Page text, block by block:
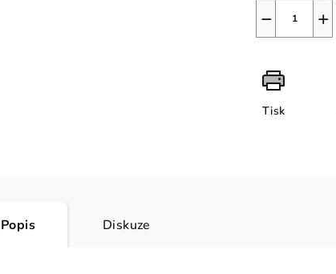
+
−
Tisk
Popis Diskuze